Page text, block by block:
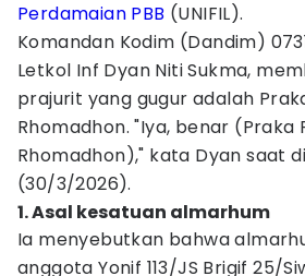
Perdamaian PBB (UNIFIL).
Komandan Kodim (Dandim)
Letkol Inf Dyan Niti Sukma,
prajurit yang gugur adalah
Rhomadhon. "Iya, benar (Praka
Rhomadhon)," kata Dyan saat
(30/3/2026).
1. Asal kesatuan almarhum
Ia menyebutkan bahwa
anggota Yonif 113/JS Brigif 25/